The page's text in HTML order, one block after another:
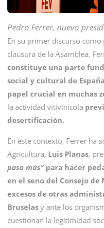
Pedro Ferrer, nuevo
En su primer discurso como
clausura de la Asamblea,
constituye una parte
social y cultural de España
papel crucial en muchas
la actividad vitivinícola
desertificación.
En este contexto, Ferrer ha
Agricultura, Luis Planas,
paso más” para hacer
en el seno del Consejo
excesos de otras
Bruselas y ante los
cuestionan la legitimidad